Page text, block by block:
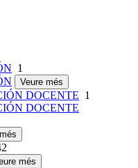
1
Veure més
DOCENTE 1
DOCENTE
més